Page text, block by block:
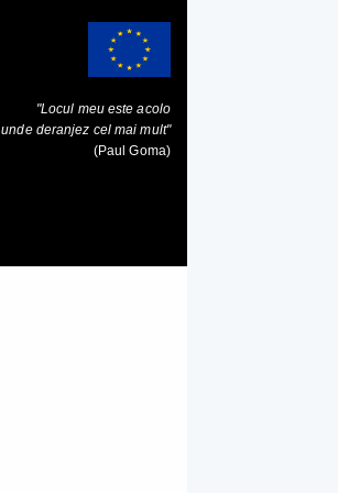
"Locul meu este acolo
unde deranjez cel mai mult"
(Paul Goma)